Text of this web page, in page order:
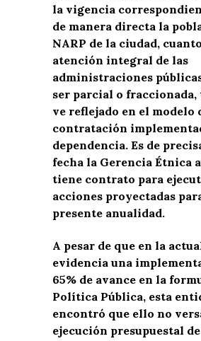
la vigencia
de manera directa la
NARP de la ciudad,
atención integral de las
administraciones
ser parcial o fraccionada,
ve reflejado en el modelo
contratación
dependencia. Es de
fecha la Gerencia Étnica
tiene contrato para
acciones proyectadas
presente anualidad.
A pesar de que en la
evidencia una
65% de avance en la
Política Pública, esta
encontró que ello no
ejecución presupuestal